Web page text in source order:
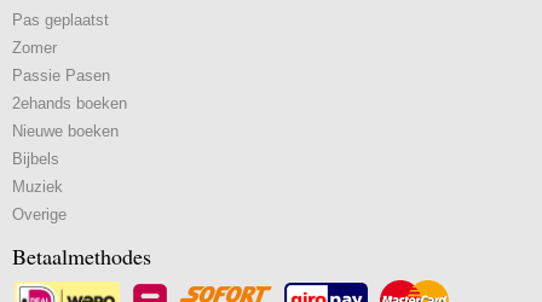
Pas geplaatst
Zomer
Passie Pasen
2ehands boeken
Nieuwe boeken
Bijbels
Muziek
Overige
Betaalmethodes